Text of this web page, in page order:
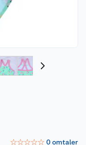
☆☆☆☆☆ 0omtaler